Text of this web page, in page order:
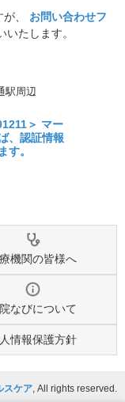
、 お問い合わせフ
たします。
駅周辺
機関の皆様へ
なびについて
情報保護方針
スケア, All rights reserved.